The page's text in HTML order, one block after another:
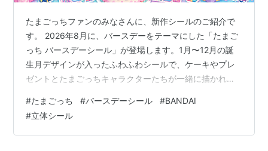
たまごっちファンのみなさんに、新作シールのご紹介で
す。 2026年8月に、バースデーをテーマにした「たまご
っち バースデーシール」が登場します。1月〜12月の誕
生月デザインが入ったふわふわシールで、ケーキやプレ
ゼントとたまごっちキャラクターたちが一緒に描かれた
品情報をまとめてご紹介します。 ＜あわせて読みたい＞
【8月下旬発売】たまごっち「プチプチシール3」が登
場！ぷくっと立体的な全2種｜販売店・通販情報まとめ -
#たまごっち #バースデーシール #BANDAI
#立体シール